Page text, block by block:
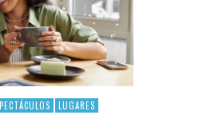
LUGARES